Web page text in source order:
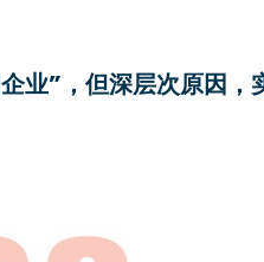
业”，但深层次原因，